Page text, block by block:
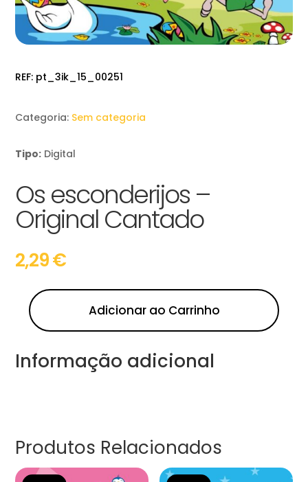
REF: pt_3ik_15_00251
Categoria: Sem categoria
Tipo: Digital
Os esconderijos –
Original Cantado
2,29€
Adicionar ao Carrinho
Informação adicional
Produtos Relacionados